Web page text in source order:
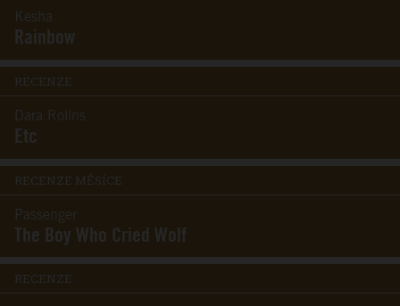
Kesha
Rainbow
RECENZE
Dara Rolins
Etc
RECENZE MĚSÍCE
Passenger
The Boy Who Cried Wolf
RECENZE